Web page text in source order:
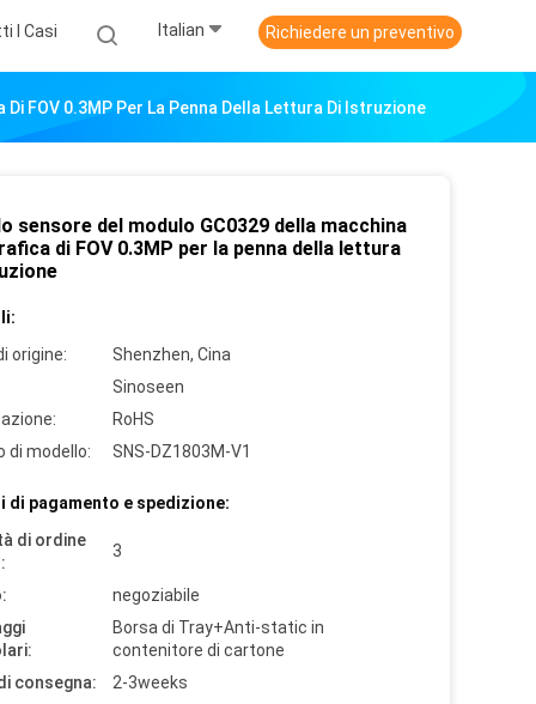
I Casi Italian Richiedere un preventivo
FOV 0.3MP Per La Penna Della Lettura Di Istruzione
sensore del modulo GC0329 della macchina
di FOV 0.3MP per la penna della lettura
origine:
Shenzhen, Cina
Sinoseen
RoHS
di modello:
SNS-DZ1803M-V1
di pagamento e spedizione:
di ordine
3
negoziabile
Borsa di Tray+Anti-static in
contenitore di cartone
consegna:
2-3weeks